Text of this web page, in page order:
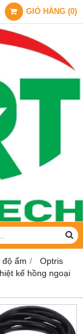
GIỎ HÀNG (0)
ẩm
Optris
kế hồng ngoại